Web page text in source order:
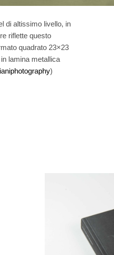
di altissimo livello, in
riflette questo
quadrato 23×23
lamina metallica
)